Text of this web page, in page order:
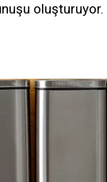
oluşturuyor.